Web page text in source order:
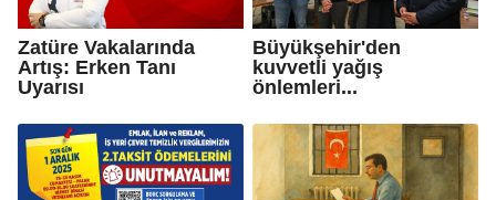
Zatüre Vakalarında
Artış: Erken Tanı
Uyarısı
Büyükşehir'den
kuvvetli yağış
önlemleri...